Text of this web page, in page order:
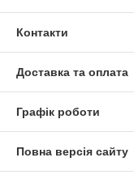
Контакти
Доставка та оплата
Графік роботи
Повна версія сайту